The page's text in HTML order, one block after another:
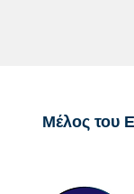
Μέλος του